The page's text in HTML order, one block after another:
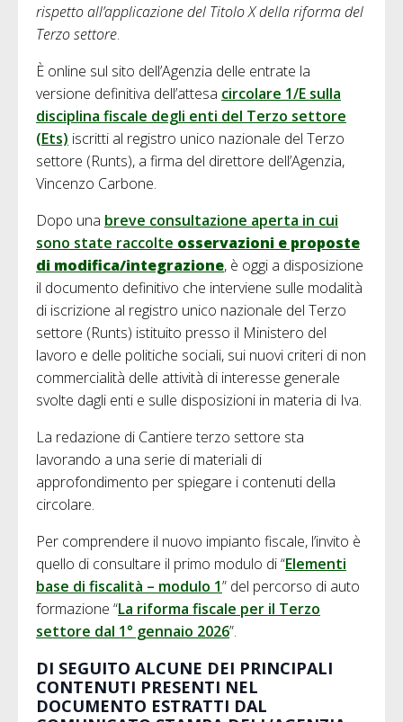
rispetto all’applicazione del Titolo X della riforma del
Terzo settore.
È online sul sito dell’Agenzia delle entrate la
versione definitiva dell’attesa circolare 1/E sulla
disciplina fiscale degli enti del Terzo settore
(Ets) iscritti al registro unico nazionale del Terzo
settore (Runts), a firma del direttore dell’Agenzia,
Vincenzo Carbone.
Dopo una breve consultazione aperta in cui
sono state raccolte osservazioni e proposte
di modifica/integrazione, è oggi a disposizione
il documento definitivo che interviene sulle modalità
di iscrizione al registro unico nazionale del Terzo
settore (Runts) istituito presso il Ministero del
lavoro e delle politiche sociali, sui nuovi criteri di non
commercialità delle attività di interesse generale
svolte dagli enti e sulle disposizioni in materia di Iva.
La redazione di Cantiere terzo settore sta
lavorando a una serie di materiali di
approfondimento per spiegare i contenuti della
circolare.
Per comprendere il nuovo impianto fiscale, l’invito è
quello di consultare il primo modulo di “Elementi
base di fiscalità – modulo 1” del percorso di auto
formazione “La riforma fiscale per il Terzo
settore dal 1° gennaio 2026”.
DI SEGUITO ALCUNE DEI PRINCIPALI
CONTENUTI PRESENTI NEL
DOCUMENTO ESTRATTI DAL